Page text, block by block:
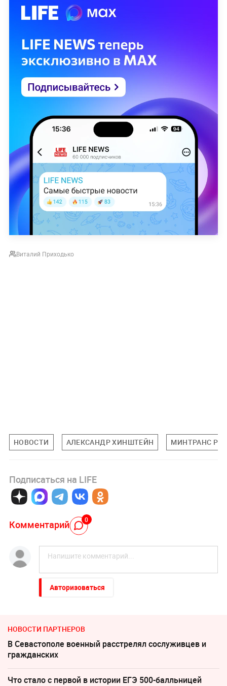
Виталий Приходько
НОВОСТИ АЛЕКСАНДР ХИНШТЕЙН МИНТРАНС РФ
Подписаться на LIFE
Комментарий 0
Авторизоваться
НОВОСТИ ПАРТНЕРОВ
В Севастополе военный расстрелял сослуживцев и
гражданских
Что стало с первой в истории ЕГЭ 500-балльницей